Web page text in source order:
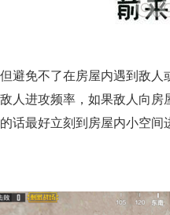
避免不了在房屋内遇到敌
人进攻频率，如果敌人向
话最好立刻到房屋内小空